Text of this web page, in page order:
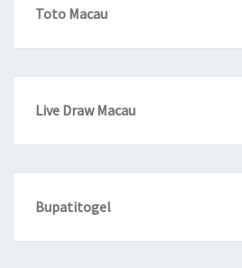
Toto Macau
Live Draw Macau
Bupatitogel